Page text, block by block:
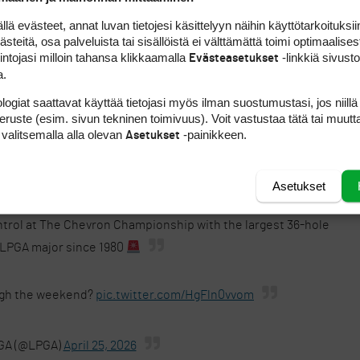
evästeet, annat luvan tietojesi käsittelyyn näihin
osa palveluista tai sisällöistä ei välttämättä toimi
milloin tahansa klikkaamalla Evästeasetukset -linkkiä
saattavat käyttää tietojasi myös ilman suostumustasi, jos
(esim. sivun tekninen toimivuus). Voit vastustaa tätä tai
alla olevan Asetukset -painikkeen.
Asetukset
sai paikan kilpailuun kolme viikkoa sitten
Yhdysvaltalainen on amatöörien
takana: maailmanlistan ykkönen
päättyi bogiin, kun pitkä birdie-putti
odottamattoman kohtalon.
at The Chevron Championship with the largest 36-hole
major since 1980
the weekend? pic.twitter.com/HgFln0vvom
(@LPGA) April 25, 2026